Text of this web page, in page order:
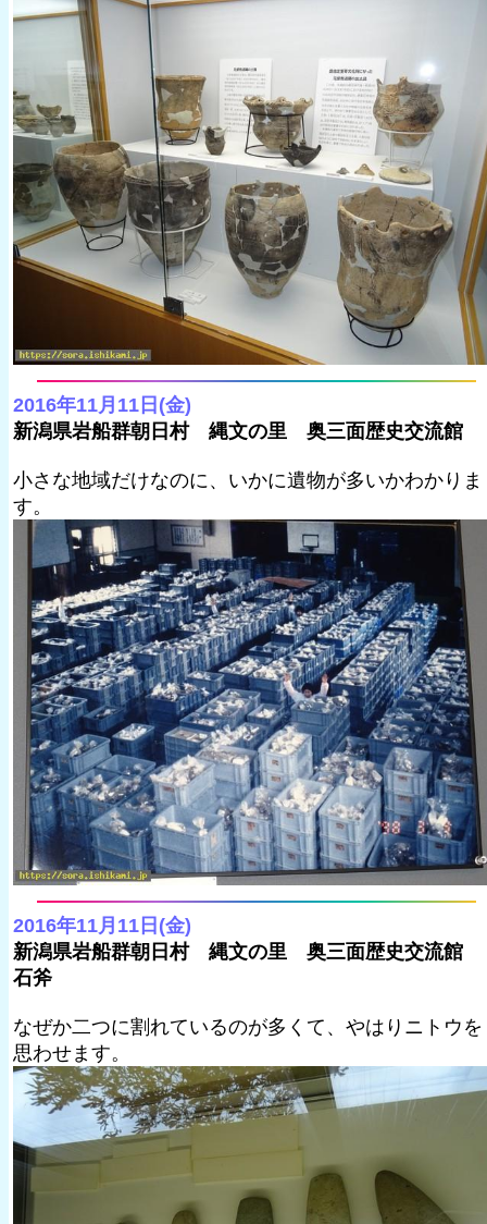
2016年11月11日(金)
新潟県岩船群朝日村 縄文の里 奥三面歴史交流館
小さな地域だけなのに、いかに遺物が多いかわかりま
す。
2016年11月11日(金)
新潟県岩船群朝日村 縄文の里 奥三面歴史交流館
石斧
なぜか二つに割れているのが多くて、やはりニトウを
思わせます。